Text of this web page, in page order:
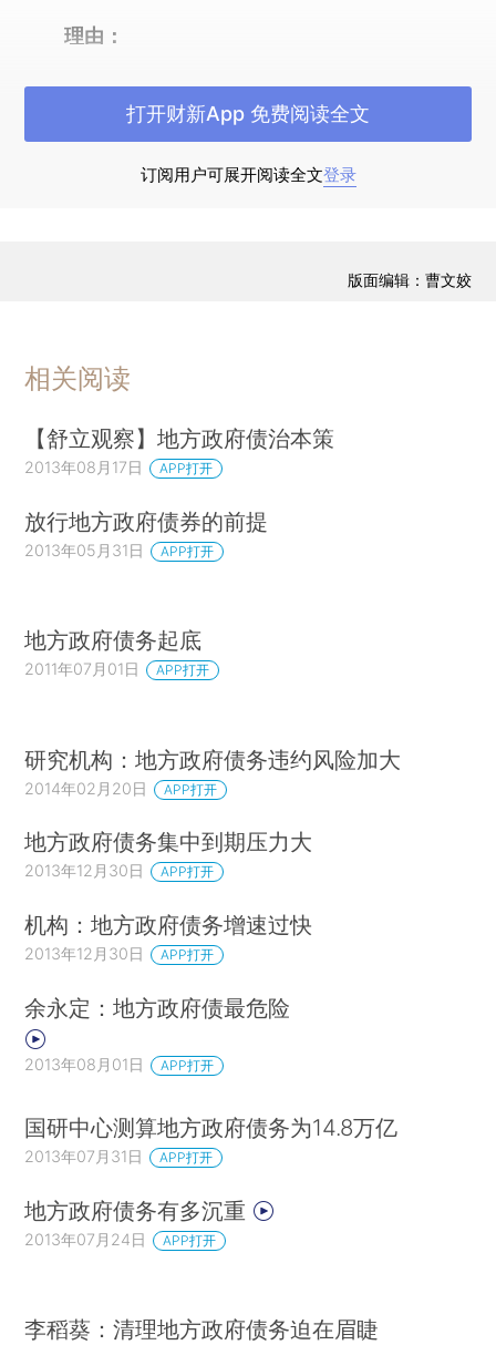
理由：
我国现行地方政府债务监督管理缺乏法律依
据，亟待通过制定《条例》来建立风险预警、审计
部代理发行2009年地方政府债券发行兑付办
地方政府自行发债试点办法》等规范性文件，而这
政府债务及其监督管理机制存在一些问题，主要包
括：
一、债务规模庞大、增长较快。至2013年6月
末，全国地方政府负有偿还责任的债务达
元，比2010年末增加38679.54亿元，年均增长
19.97%。若按年均增长19.97%测算，至2014年末
139019亿元，是2010年末的2.07倍。
二、信息披露不完善，难以对地方政府债务进行
有效监督。地方政府在举债过程中不愿意主动、充
分地披露相关信息，导致地方政府债务不透明。审
名审计人员对政府性债务情况进行了全面审计，才
查清地方政府的债务状况，但这种大规模审计不应
当成为常态。如果搞不清地方政府债务情况，就无
从对地方政府债务进行有效监督。
象。当前我国地方政府债务管理缺乏一套行之有效
的法律制度框架作保障，尤其是地方政府债务融资
债务资金现象。审计署2013年12月30日公告显
示，部分地方违规将债务资金投入资本市场22.89
41.36亿元。
订阅用户可展开阅读全文登录
打开财新App 免费阅读全文
版面编辑：曹文姣
相关阅读
【舒立观察】地方政府债治本策
2013年08月17日 APP打开
放行地方政府债券的前提
2013年05月31日 APP打开
地方政府债务起底
2011年07月01日 APP打开
研究机构：地方政府债务违约风险加大
2014年02月20日 APP打开
地方政府债务集中到期压力大
2013年12月30日 APP打开
机构：地方政府债务增速过快
2013年12月30日 APP打开
余永定：地方政府债最危险
2013年08月01日 APP打开
国研中心测算地方政府债务为14.8万亿
2013年07月31日 APP打开
地方政府债务有多沉重
2013年07月24日 APP打开
李稻葵：清理地方政府债务迫在眉睫